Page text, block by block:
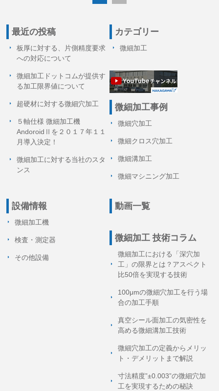
最近の投稿
板厚に対する、片側精度要求
への対応について
微細加工ドットコムが提供す
る加工限界値について
超硬材に対する微細穴加工
５軸仕様 微細加工機
AndoroidⅡを２０１７年１１
月導入決定！
微細加工に対する当社のスタ
ンス
カテゴリー
微細加工
微細加工事例
微細穴加工
微細クロス穴加工
微細溝加工
微細マシニング加工
設備情報
微細加工機
検査・測定器
その他設備
動画一覧
微細加工 技術コラム
微細加工における「深穴加
工」の限界とは？アスペクト
比50倍を実現する技術
100μmの微細穴加工を行う場
合の加工手順
真空シール面加工の気密性を
高める微細溝加工技術
微細穴加工の定義からメリッ
ト・デメリットまで解説
寸法精度”±0.003”の微細穴加
工を実現するための秘訣